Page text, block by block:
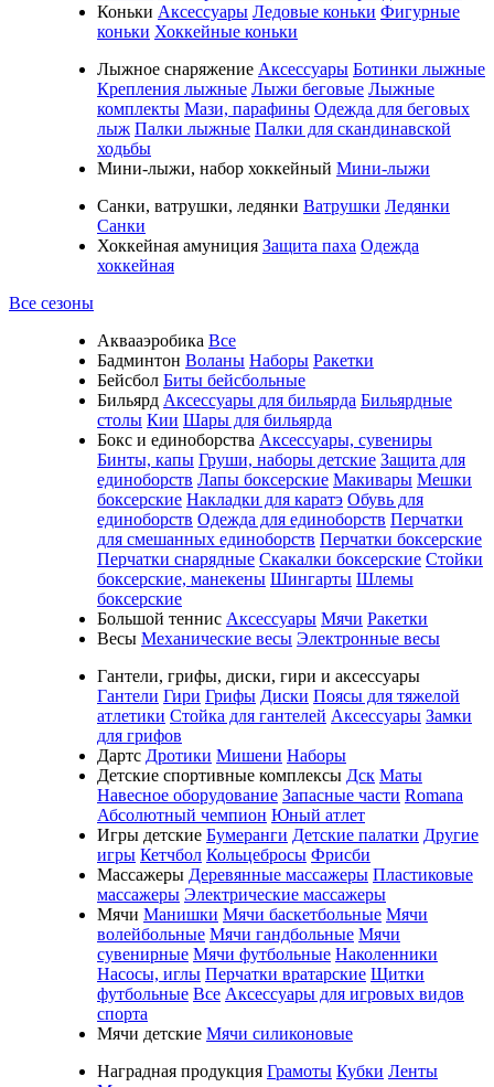
Коньки Аксессуары Ледовые коньки Фигурные
коньки Хоккейные коньки
Лыжное снаряжение Аксессуары Ботинки лыжные
Крепления лыжные Лыжи беговые Лыжные
комплекты Мази, парафины Одежда для беговых
лыж Палки лыжные Палки для скандинавской
ходьбы
Мини-лыжи, набор хоккейный Мини-лыжи
Санки, ватрушки, ледянки Ватрушки Ледянки
Санки
Хоккейная амуниция Защита паха Одежда
хоккейная
Все сезоны
Аквааэробика Все
Бадминтон Воланы Наборы Ракетки
Бейсбол Биты бейсбольные
Бильярд Аксессуары для бильярда Бильярдные
столы Кии Шары для бильярда
Бокс и единоборства Аксессуары, сувениры
Бинты, капы Груши, наборы детские Защита для
единоборств Лапы боксерские Макивары Мешки
боксерские Накладки для каратэ Обувь для
единоборств Одежда для единоборств Перчатки
для смешанных единоборств Перчатки боксерские
Перчатки снарядные Скакалки боксерские Стойки
боксерские, манекены Шингарты Шлемы
боксерские
Большой теннис Аксессуары Мячи Ракетки
Весы Механические весы Электронные весы
Гантели, грифы, диски, гири и аксессуары
Гантели Гири Грифы Диски Поясы для тяжелой
атлетики Стойка для гантелей Аксессуары Замки
для грифов
Дартс Дротики Мишени Наборы
Детские спортивные комплексы Дск Маты
Навесное оборудование Запасные части Romana
Абсолютный чемпион Юный атлет
Игры детские Бумеранги Детские палатки Другие
игры Кетчбол Кольцебросы Фрисби
Массажеры Деревянные массажеры Пластиковые
массажеры Электрические массажеры
Мячи Манишки Мячи баскетбольные Мячи
волейбольные Мячи гандбольные Мячи
сувенирные Мячи футбольные Наколенники
Насосы, иглы Перчатки вратарские Щитки
футбольные Все Аксессуары для игровых видов
спорта
Мячи детские Мячи силиконовые
Наградная продукция Грамоты Кубки Ленты